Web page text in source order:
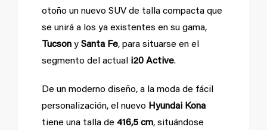
otoño un nuevo SUV de talla compacta que
se unirá a los ya existentes en su gama,
Tucson y Santa Fe, para situarse en el
segmento del actual i20 Active.
De un moderno diseño, a la moda de fácil
personalización, el nuevo Hyundai Kona
tiene una talla de 416,5 cm, situándose